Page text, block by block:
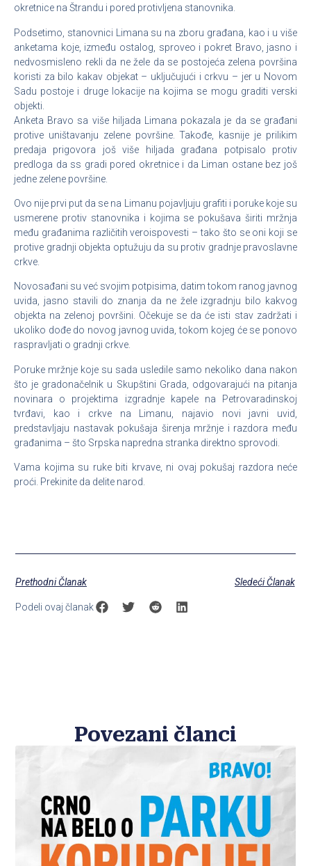
okretnice na Štrandu i pored protivljena stanovnika.
Podsetimo, stanovnici Limana su na zboru građana, kao i u više
anketama koje, između ostalog, sproveo i pokret Bravo, jasno i
nedvosmisleno rekli da ne žele da se postojeća zelena površina
koristi za bilo kakav objekat – uključujući i crkvu – jer u Novom
Sadu postoje i druge lokacije na kojima se mogu graditi verski
objekti.
Anketa Bravo sa više hiljada Limana pokazala je da se građani
protive uništavanju zelene površine. Takođe, kasnije je prilikim
predaja prigovora još više hiljada građana potpisalo protiv
predloga da ss gradi pored okretnice i da Liman ostane bez još
jedne zelene površine.
Ovo nije prvi put da se na Limanu pojavljuju grafiti i poruke koje su
usmerene protiv stanovnika i kojima se pokušava širiti mržnja
među građanima različitih veroispovesti – tako što se oni koji se
protive gradnji objekta optužuju da su protiv gradnje pravoslavne
crkve.
Novosađani su već svojim potpisima, datim tokom ranog javnog
uvida, jasno stavili do znanja da ne žele izgradnju bilo kakvog
objekta na zelenoj površini. Očekuje se da će isti stav zadržati i
ukoliko dođe do novog javnog uvida, tokom kojeg će se ponovo
raspravljati o gradnji crkve.
Poruke mržnje koje su sada usledile samo nekoliko dana nakon
što je gradonačelnik u Skupštini Grada, odgovarajući na pitanja
novinara o projektima izgradnje kapele na Petrovaradinskoj
tvrđavi, kao i crkve na Limanu, najavio novi javni uvid,
predstavljaju nastavak pokušaja širenja mržnje i razdora među
građanima – što Srpska napredna stranka direktno sprovodi.
Vama kojima su ruke biti krvave, ni ovaj pokušaj razdora neće
proći. Prekinite da delite narod.
Prethodni Članak Sledeći Članak
Podeli ovaj članak
Povezani članci